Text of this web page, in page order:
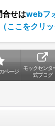
合せはwebフ
ここをクリッ
ページ
モックセンタ
式ブログ